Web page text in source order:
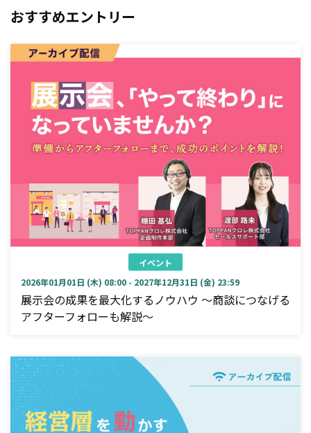
おすすめエントリー
イベント
2026年01月01日 (木) 08:00 - 2027年12月31日 (金) 23:59
展示会の成果を最大化するノウハウ ～商談につなげる
アフターフォローも解説～